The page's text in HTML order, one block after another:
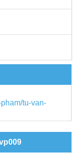
tu-van-